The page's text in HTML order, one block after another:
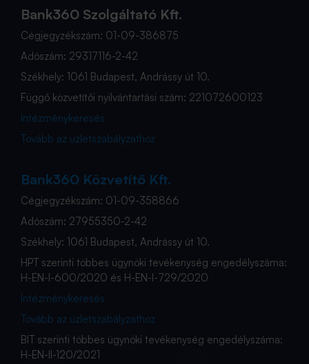
Bank360 Szolgáltató Kft.
Cégjegyzékszám: 01-09-386875
Adószám: 29317116-2-42
Székhely: 1061 Budapest, Andrássy út 10.
Függő közvetítői nyilvántartási szám: 221072600123
Intézménykeresés
Tovább az üzletszabályzathoz
Bank360 Közvetítő Kft.
Cégjegyzékszám: 01-09-358866
Adószám: 27955350-2-42
Székhely: 1061 Budapest, Andrássy út 10.
HPT szerinti többes ügynöki tevékenység engedélyszáma:
H-EN-I-600/2020 és H-EN-I-729/2020
Intézménykeresés
Tovább az üzletszabályzathoz
BIT szerinti többes ügynöki tevékenység engedélyszáma:
H-EN-II-120/2021